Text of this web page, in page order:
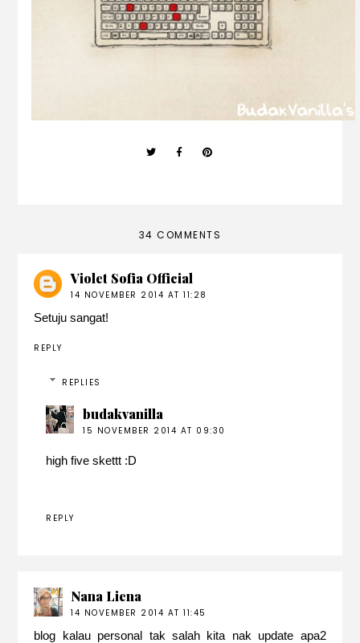
34 COMMENTS
Violet Sofia Official
14 NOVEMBER 2014 AT 11:28
Setuju sangat!
REPLY
REPLIES
budakvanilla
15 NOVEMBER 2014 AT 09:30
high five skettt :D
REPLY
Nana Liena
14 NOVEMBER 2014 AT 11:45
blog kalau personal tak salah kita nak update apa2